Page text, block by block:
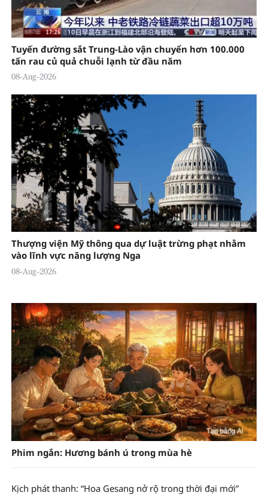
Tuyến đường sắt Trung-Lào vận chuyển hơn 100.000
tấn rau củ quả chuỗi lạnh từ đầu năm
08-Aug-2026
Thượng viện Mỹ thông qua dự luật trừng phạt nhằm
vào lĩnh vực năng lượng Nga
08-Aug-2026
Phim ngắn: Hương bánh ú trong mùa hè
Kịch phát thanh: “Hoa Gesang nở rộ trong thời đại mới”